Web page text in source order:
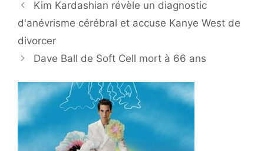
Kim Kardashian révèle un diagnostic
d'anévrisme cérébral et accuse Kanye West de
divorcer
Dave Ball de Soft Cell mort à 66 ans